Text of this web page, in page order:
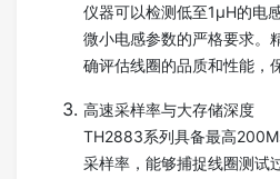
仪器可以检测低至1μH的电
微小电感参数的严格要求。
确评估线圈的品质和性能，
高速采样率与大存储深度
TH2883系列具备最高
采样率，能够捕捉线圈测试